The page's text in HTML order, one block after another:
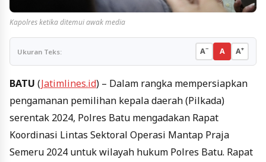
Kapolres ketika ditemui awak media
Ukuran Teks: A− A A+
BATU (Jatimlines.id) – Dalam rangka mempersiapkan
pengamanan pemilihan kepala daerah (Pilkada)
serentak 2024, Polres Batu mengadakan Rapat
Koordinasi Lintas Sektoral Operasi Mantap Praja
Semeru 2024 untuk wilayah hukum Polres Batu. Rapat